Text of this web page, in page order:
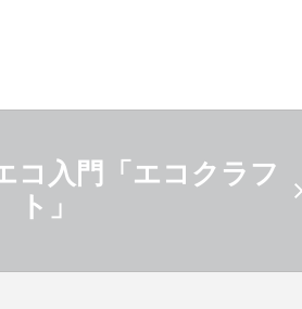
コ入門「エコクラフ
ト」